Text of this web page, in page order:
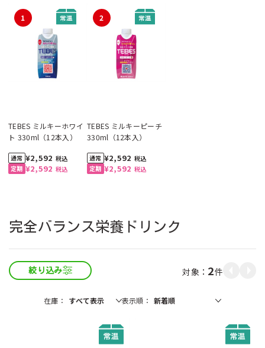
1
TEBES ミルキーホワイ
ト 330ml（12本入）
¥2,592 税込
¥2,592 税込
2
TEBES ミルキーピーチ
330ml（12本入）
¥2,592 税込
¥2,592 税込
完全バランス栄養ドリンク
絞り込み 2件
在庫 表示順